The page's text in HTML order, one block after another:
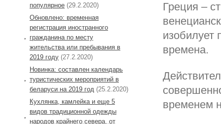
Греция –
изобилует
времена.
временем
популярное (29.2.2020)
Обновлено: временная
регистрация иностранного
гражданина по месту
жительства или пребывания в
2019 году (27.2.2020)
Новинка: составлен календарь
туристических мероприятий в
беларуси на 2019 год (25.2.2020)
Кухлянка, камлейка и еще 5
видов традиционной одежды
народов крайнего севера, от